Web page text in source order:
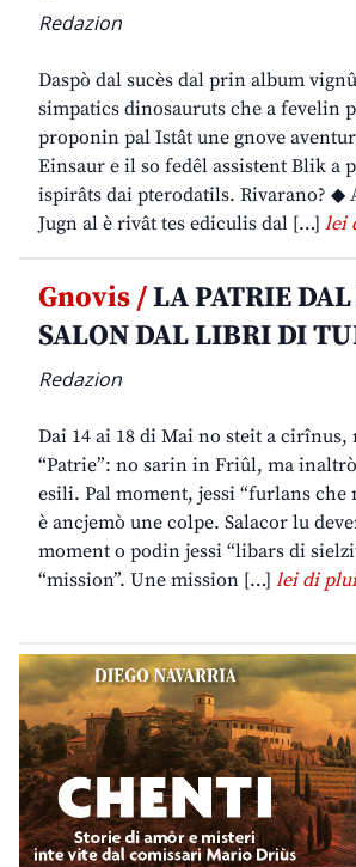
Redazion
Daspò dal sucès dal prin album
simpatics dinosauruts che a fevelin
proponin pal Istât une gnove
Einsaur e il so fedêl assistent Blik a
ispirâts dai pterodatils. Rivarano? ◆
Jugn al è rivât tes ediculis dal […] lei
Gnovis /LA PATRIE
SALON DAL LIBRI DI
Redazion
Dai 14 ai 18 di Mai no steit a cirînus,
“Patrie”: no sarin in Friûl, ma
esili. Pal moment, jessi “furlans
è ancjemò une colpe. Salacor lu
moment o podin jessi “libars di
“mission”. Une mission […] lei di